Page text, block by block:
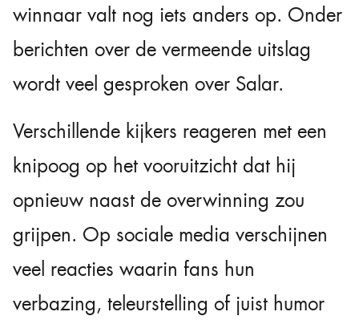
winnaar valt nog iets anders op. Onder
berichten over de vermeende uitslag
wordt veel gesproken over Salar.
Verschillende kijkers reageren met een
knipoog op het vooruitzicht dat hij
opnieuw naast de overwinning zou
grijpen. Op sociale media verschijnen
veel reacties waarin fans hun
verbazing, teleurstelling of juist humor